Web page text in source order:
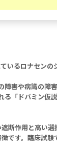
るロナセンの
害や病識の
「ドパミン
作用と高い
す。臨床試